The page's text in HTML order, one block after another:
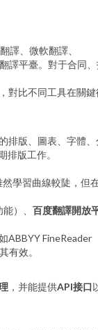
譯、微軟翻譯、
譯平臺。對于合同
對比不同工具在關
排版、圖表、字體
排版工作。
學習曲線較陡，但
）、 百度翻譯開放
ABBYY FineReader
有效。
，并能提供API接口